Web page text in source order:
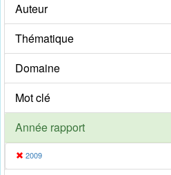
Auteur
Thématique
Domaine
Mot clé
Année rapport
2009